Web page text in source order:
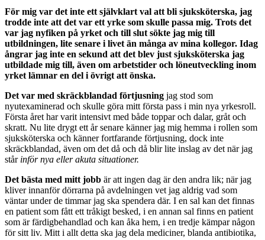
För mig var det inte ett självklart val att bli sjuksköterska, jag
trodde inte att det var ett yrke som skulle passa mig. Trots det
var jag nyfiken på yrket och till slut sökte jag mig till
utbildningen, lite senare i livet än många av mina kollegor. Idag
ångrar jag inte en sekund att det blev just sjuksköterska jag
utbildade mig till, även om arbetstider och löneutveckling inom
yrket lämnar en del i övrigt att önska.
Det var med skräckblandad förtjusning jag stod som
nyutexaminerad och skulle göra mitt första pass i min nya yrkesroll.
Första året har varit intensivt med både toppar och dalar, gråt och
skratt. Nu lite drygt ett år senare känner jag mig hemma i rollen som
sjuksköterska och känner fortfarande förtjusning, dock inte
skräckblandad, även om det då och då blir lite inslag av det när jag
står inför nya eller akuta situationer.
Det bästa med mitt jobb är att ingen dag är den andra lik; när jag
kliver innanför dörrarna på avdelningen vet jag aldrig vad som
väntar under de timmar jag ska spendera där. I en sal kan det finnas
en patient som fått ett tråkigt besked, i en annan sal finns en patient
som är färdigbehandlad och kan åka hem, i en tredje kämpar någon
för sitt liv. Mitt i allt detta ska jag dela mediciner, blanda antibiotika,